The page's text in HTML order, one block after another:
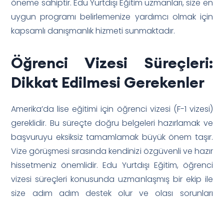
öneme sahiptir. Edu Yurtdışı Eğitim uzmanları, size en
uygun programı belirlemenize yardımcı olmak için
kapsamlı danışmanlık hizmeti sunmaktadır.
Öğrenci Vizesi Süreçleri:
Dikkat Edilmesi Gerekenler
Amerika’da lise eğitimi için öğrenci vizesi (F-1 vizesi)
gereklidir. Bu süreçte doğru belgeleri hazırlamak ve
başvuruyu eksiksiz tamamlamak büyük önem taşır.
Vize görüşmesi sırasında kendinizi özgüvenli ve hazır
hissetmeniz önemlidir. Edu Yurtdışı Eğitim, öğrenci
vizesi süreçleri konusunda uzmanlaşmış bir ekip ile
size adım adım destek olur ve olası sorunları